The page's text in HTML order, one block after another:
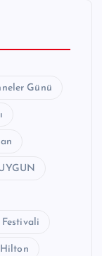
Günü
Hilton